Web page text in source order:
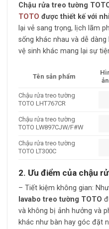
Chậu rửa treo tường
TOTO được thiết kế với
lại vẻ sang trọng, lịch lãm
sống khác nhau và dễ
vệ sinh khác mang lại sự
Tên sản phẩm
Chậu rửa treo tường
TOTO LHT767CR
Chậu rửa treo tường
TOTO LW897CJW/F#W
Chậu rửa treo tường
TOTO LT300C
2. Ưu điểm của chậu
– Tiết kiệm không gian:
lavabo treo tường TOTO
và không bị ảnh hưởng và
khác như bàn hay góc đặt